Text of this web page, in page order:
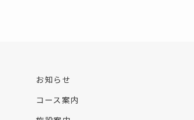
お知らせ
コース案内